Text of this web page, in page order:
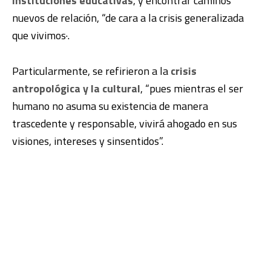
nuevos de relación, “de cara a la crisis generalizada
que vivimos·.
Particularmente, se refirieron a lacrisis
antropológica y la cultural, “pues mientras el ser
humano no asuma su existencia de manera
trascedente y responsable, vivirá ahogado en sus
visiones, intereses y sinsentidos”.